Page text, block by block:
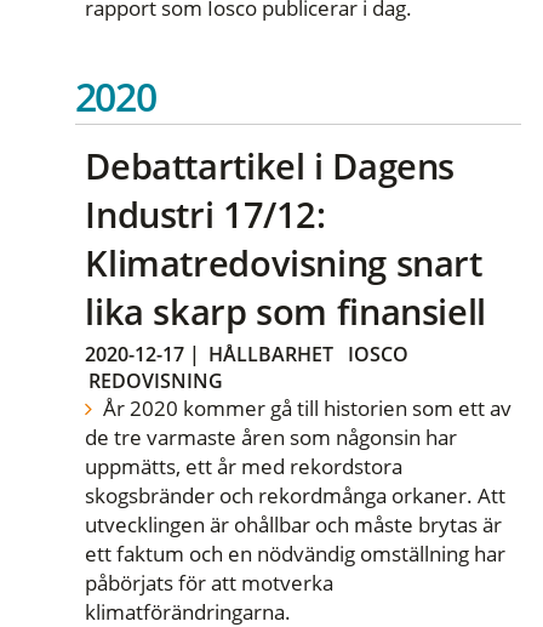
rapport som Iosco publicerar i dag.
2020
Debattartikel i Dagens
Industri 17/12:
Klimatredovisning snart
lika skarp som finansiell
2020-12-17 | HÅLLBARHET IOSCO
REDOVISNING
År 2020 kommer gå till historien som ett av
de tre varmaste åren som någonsin har
uppmätts, ett år med rekordstora
skogsbränder och rekordmånga orkaner. Att
utvecklingen är ohållbar och måste brytas är
ett faktum och en nödvändig omställning har
påbörjats för att motverka
klimatförändringarna.